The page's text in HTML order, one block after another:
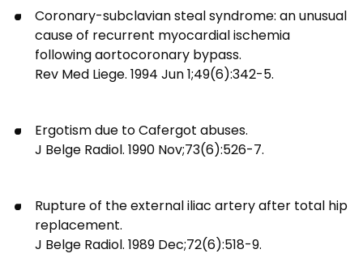
Coronary-subclavian steal syndrome: an unusual
cause of recurrent myocardial ischemia
following aortocoronary bypass.
Rev Med Liege. 1994 Jun 1;49(6):342-5.
Ergotism due to Cafergot abuses.
J Belge Radiol. 1990 Nov;73(6):526-7.
Rupture of the external iliac artery after total hip
replacement.
J Belge Radiol. 1989 Dec;72(6):518-9.